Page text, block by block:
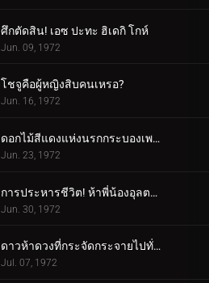
ศึกตัดสิน! เอซ ปะทะ ฮิเดกิ โกห์
Jun. 09, 1972
โชจูคือผู้หญิงสิบคนเหรอ?
Jun. 16, 1972
ดอกไม้สีแดงแห่งนรกกระบองเพชร
Jun. 23, 1972
การประหารชีวิต! ห้าพี่น้องอุลตร้า
Jun. 30, 1972
ดาวห้าดวงที่กระจัดกระจายไปทั่วกาแล็กซี
Jul. 07, 1972